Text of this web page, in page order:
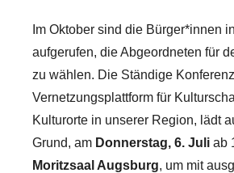
k
u
l
t
r
Im Oktober sind die Bürger*innen
aufgerufen, die Abgeordneten für
zu wählen. Die Ständige
Vernetzungsplattform für
Kulturorte in unserer Region, lädt
Grund, am Donnerstag, 6. Juli ab
Moritzsaal Augsburg, um mit